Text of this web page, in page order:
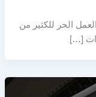
الحر للكثير من
[…]